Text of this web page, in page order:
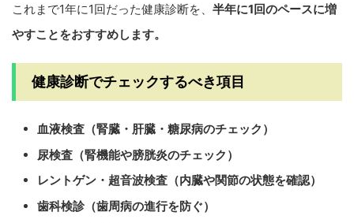
これまで1年に1回だった健康診断を、 半年に1回のペースに増
やすことをおすすめします。
健康診断でチェックするべき項目
血液検査（腎臓・肝臓・糖尿病のチェック）
尿検査（腎機能や膀胱炎のチェック）
レントゲン・超音波検査（内臓や関節の状態を確認）
歯科検診（歯周病の進行を防ぐ）